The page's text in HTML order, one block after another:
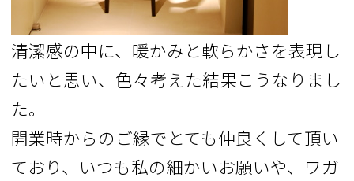
清潔感の中に、暖かみと軟らかさを表現し
たいと思い、色々考えた結果こうなりまし
た。
開業時からのご縁でとても仲良くして頂い
ており、いつも私の細かいお願いや、ワガ